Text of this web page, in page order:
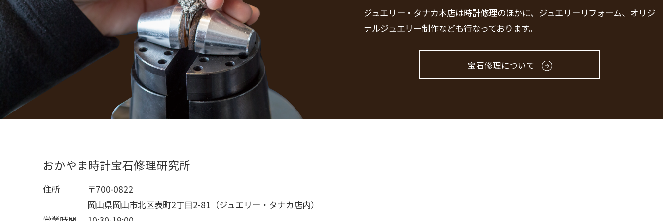
ジュエリー・タナカ本店は時計修理のほかに、ジュエリーリフォーム、オリジ
ナルジュエリー制作なども行なっております。
宝石修理について
おかやま時計宝石修理研究所
住所
〒700-0822
岡山県岡山市北区表町2丁目2-81（ジュエリー・タナカ店内）